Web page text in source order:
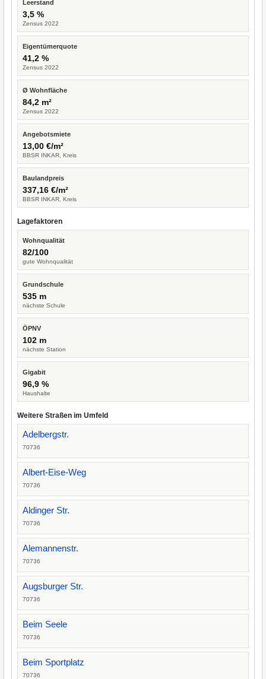
Leerstand
3,5 %
Zensus 2022
Eigentümerquote
41,2 %
Zensus 2022
Ø Wohnfläche
84,2 m²
Zensus 2022
Angebotsmiete
13,00 €/m²
BBSR INKAR, Kreis
Baulandpreis
337,16 €/m²
BBSR INKAR, Kreis
Lagefaktoren
Wohnqualität
82/100
gute Wohnqualität
Grundschule
535 m
nächste Schule
ÖPNV
102 m
nächste Station
Gigabit
96,9 %
Haushalte
Weitere Straßen im Umfeld
Adelbergstr.
70736
Albert-Eise-Weg
70736
Aldinger Str.
70736
Alemannenstr.
70736
Augsburger Str.
70736
Beim Seele
70736
Beim Sportplatz
70736